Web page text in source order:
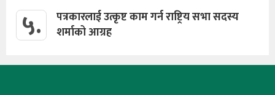
५.
पत्रकारलाई उत्कृष्ट काम गर्न राष्ट्रिय सभा सदस्य
शर्माको आग्रह